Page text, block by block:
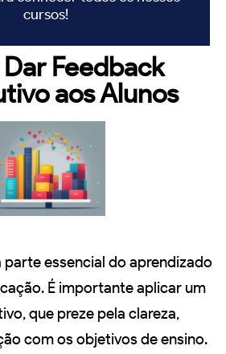
cursos!
Feedback
aos Alunos
essencial do aprendizado
É importante aplicar um
que preze pela clareza,
com os objetivos de ensino.